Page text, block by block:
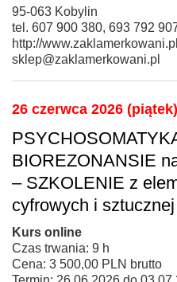
95-063 Kobylin
tel. 607 900 380, 693 792
http://
sklep@zaklamerkowani.pl
26 czerwca 2026 (piątek)
BIOREZONANSIE
– SZKOLENIE z
cyfrowych i
Kurs online
Czas trwania: 9 h
Cena: 3 500,00 PLN brutto